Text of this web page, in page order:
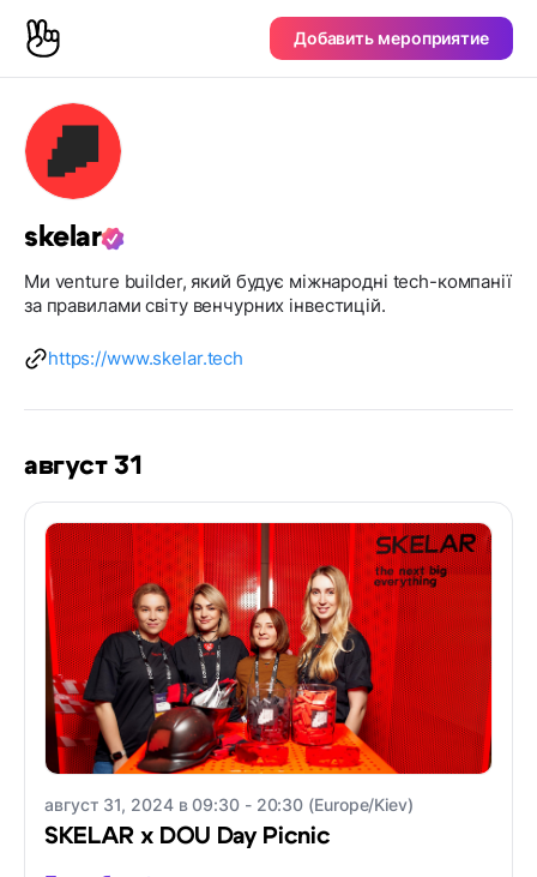
Добавить мероприятие
skelar
Ми venture builder, який будує міжнародні tech-компанії
за правилами світу венчурних інвестицій.
https://www.skelar.tech
август 31
август 31, 2024 в 09:30 - 20:30 (Europe/Kiev)
SKELAR x DOU Day Picnic